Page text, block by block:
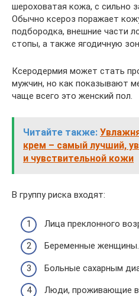
шероховатая кожа, с сильно
Обычно ксероз поражает
подбородка, внешние части
стопы, а также ягодичную
Ксеродермия может стать
мужчин, но как показывают
чаще всего это женский пол.
Читайте также:
крем – самый лучший,
и чувствительной кожи
В группу риска входят:
Лица преклонного
Беременные женщины.
Больные сахарным
Люди, проживающие в